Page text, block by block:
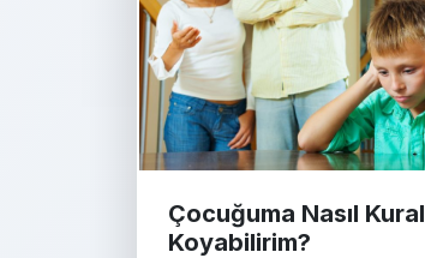
Çocuğuma Nasıl Kural
Koyabilirim?